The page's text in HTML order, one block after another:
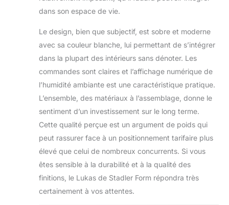
dans son espace de vie.
Le design, bien que subjectif, est sobre et moderne
avec sa couleur blanche, lui permettant de s’intégrer
dans la plupart des intérieurs sans dénoter. Les
commandes sont claires et l’affichage numérique de
l’humidité ambiante est une caractéristique pratique.
L’ensemble, des matériaux à l’assemblage, donne le
sentiment d’un investissement sur le long terme.
Cette qualité perçue est un argument de poids qui
peut rassurer face à un positionnement tarifaire plus
élevé que celui de nombreux concurrents. Si vous
êtes sensible à la durabilité et à la qualité des
finitions, le Lukas de Stadler Form répondra très
certainement à vos attentes.